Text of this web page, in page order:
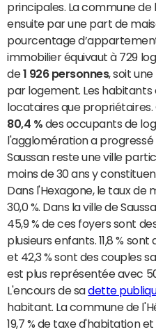
principales. La commune
ensuite par une part de
pourcentage
immobilier équivaut à 729
de1 926 personnes, soit
par logement. Les habitants
locataires que
80,4 % des occupants de
l'agglomération a progressé
Saussan reste une ville
moins de 30 ans y
Dans l'Hexagone, le taux de
30,0 %. Dans la ville de
45,9 % de ces foyers sont
plusieurs enfants. 11,8 %
et 42,3 % sont des couples
est plus représentée avec
L'encours de sadette
habitant. La commune de
19,7 % de taxe d'habitation